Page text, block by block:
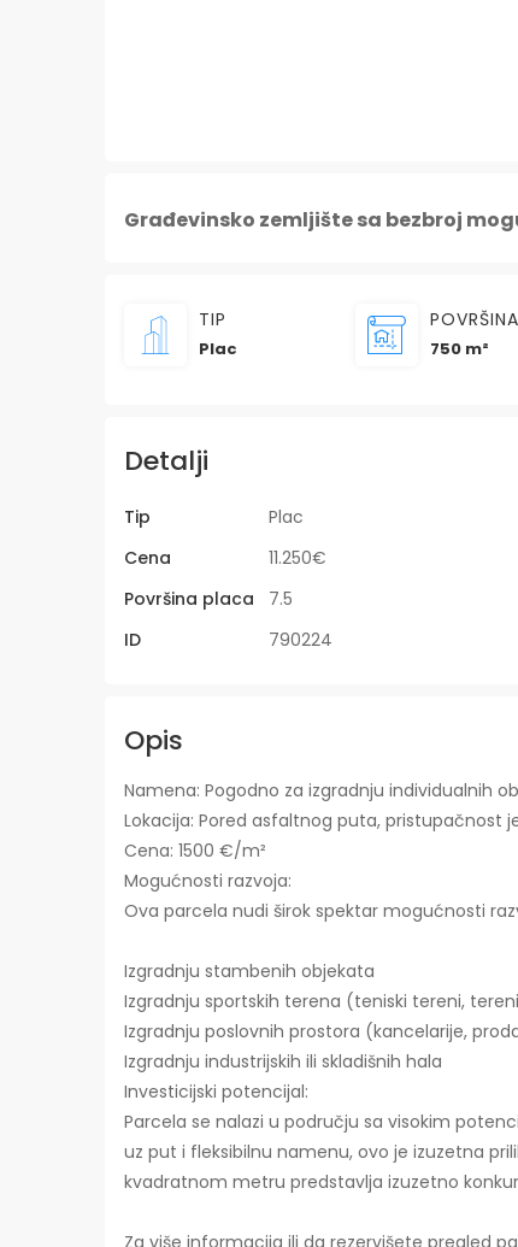
Građevinsko zemljište sa bezbroj
TIP
Plac
POVRŠINA
750 m²
Detalji
Tip Plac
Cena
11.250€
Površina placa
7.5
ID
790224
Opis
Namena: Pogodno za izgradnju individualnih
Lokacija: Pored asfaltnog puta, pristupačnost
Cena: 1500 €/m²
Mogućnosti razvoja:
Ova parcela nudi širok spektar mogućnosti
Izgradnju stambenih objekata
Izgradnju sportskih terena (teniski tereni,
Izgradnju poslovnih prostora (kancelarije,
Izgradnju industrijskih ili skladišnih hala
Investicijski potencijal:
Parcela se nalazi u području sa visokim
uz put i fleksibilnu namenu, ovo je izuzetna
kvadratnom metru predstavlja izuzetno